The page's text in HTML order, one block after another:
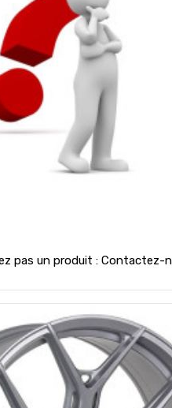
pas un produit : Contactez-